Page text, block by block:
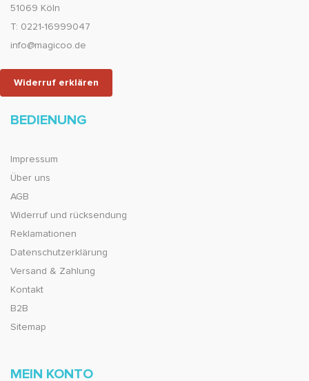
51069 Köln
T: 0221-16999047
info@magicoo.de
Widerruf erklären
BEDIENUNG
Impressum
Über uns
AGB
Widerruf und rücksendung
Reklamationen
Datenschutzerklärung
Versand & Zahlung
Kontakt
B2B
Sitemap
MEIN KONTO